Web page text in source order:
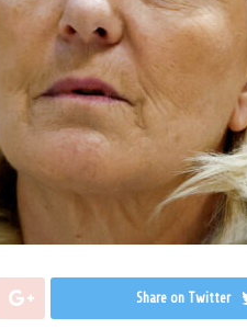
Share on Twitter